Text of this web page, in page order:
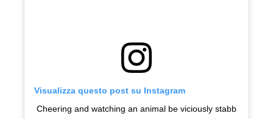
Visualizza questo post su Instagram
Cheering and watching an animal be viciously stabb